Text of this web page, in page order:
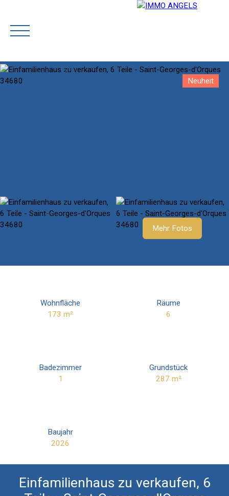
Rejoignez-nous Schätzen
Neuheit
Mehr Fotos
Wohnfläche
173m²
Räume
6
Badezimmer
1
Grundstück
287 m²
Baujahr
2026
Einfamilienhaus zu verkaufen, 6